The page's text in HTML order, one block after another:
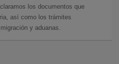
los documentos que
así como los trámites
y aduanas.